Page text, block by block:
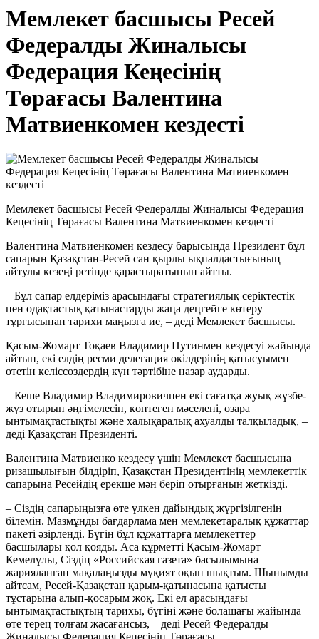
Мемлекет басшысы Ресей
Федералды Жиналысы
Федерация Кеңесінің
Төрағасы Валентина
Матвиенкомен кездесті
Мемлекет басшысы Ресей Федералды Жиналысы Федерация
Кеңесінің Төрағасы Валентина Матвиенкомен кездесті
Валентина Матвиенкомен кездесу барысында Президент бұл
сапарын Қазақстан-Ресей сан қырлы ықпалдастығының
айтулы кезеңі ретінде қарастыратынын айтты.
– Бұл сапар елдеріміз арасындағы стратегиялық серіктестік
пен одақтастық қатынастарды жаңа деңгейге көтеру
тұрғысынан тарихи маңызға ие, – деді Мемлекет басшысы.
Қасым-Жомарт Тоқаев Владимир Путинмен кездесуі жайында
айтып, екі елдің ресми делегация өкілдерінің қатысуымен
өтетін келіссөздердің күн тәртібіне назар аударды.
– Кеше Владимир Владимировичпен екі сағатқа жуық жүзбе-
жүз отырып әңгімелесіп, көптеген мәселені, өзара
ынтымақтастықты және халықаралық ахуалды талқыладық, –
деді Қазақстан Президенті.
Валентина Матвиенко кездесу үшін Мемлекет басшысына
ризашылығын білдіріп, Қазақстан Президентінің мемлекеттік
сапарына Ресейдің ерекше мән беріп отырғанын жеткізді.
– Сіздің сапарыңызға өте үлкен дайындық жүргізілгенін
білемін. Мазмұнды бағдарлама мен мемлекетаралық құжаттар
пакеті әзірленді. Бүгін бұл құжаттарға мемлекеттер
басшылары қол қояды. Аса құрметті Қасым-Жомарт
Кемелұлы, Сіздің «Российская газета» басылымына
жарияланған мақалаңызды мұқият оқып шықтым. Шынымды
айтсам, Ресей-Қазақстан қарым-қатынасына қатысты
тұстарына алып-қосарым жоқ. Екі ел арасындағы
ынтымақтастықтың тарихы, бүгіні және болашағы жайында
өте терең толғам жасағансыз, – деді Ресей Федералды